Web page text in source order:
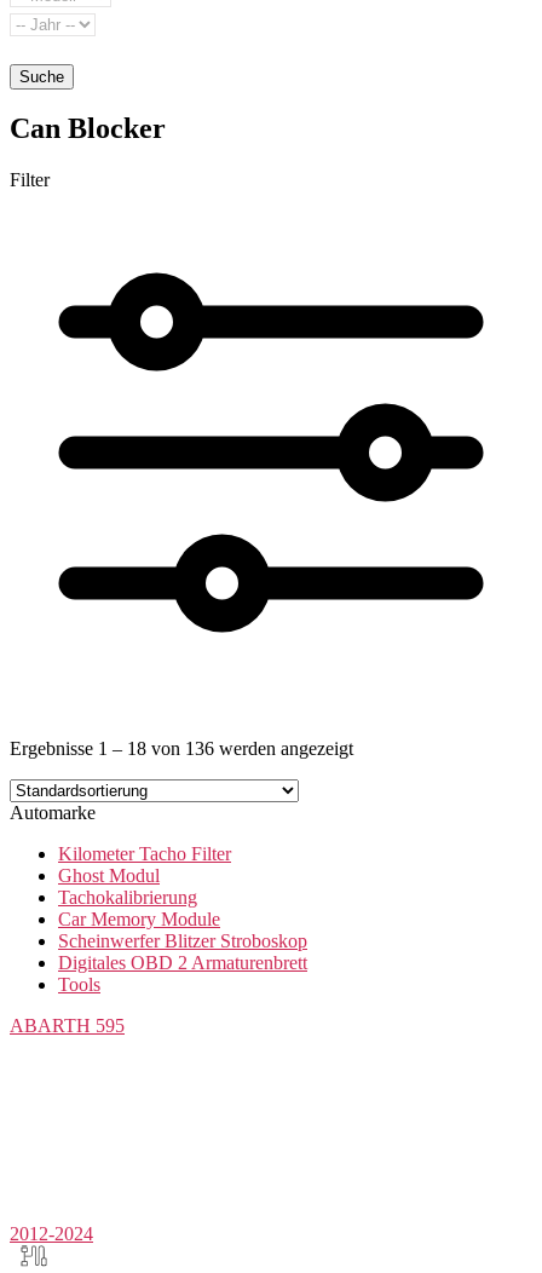
Suche
Can Blocker
Filter
Ergebnisse 1 – 18 von 136 werden angezeigt
Automarke
Kilometer Tacho Filter
Ghost Modul
Tachokalibrierung
Car Memory Module
Scheinwerfer Blitzer Stroboskop
Digitales OBD 2 Armaturenbrett
Tools
ABARTH 595
2012-2024